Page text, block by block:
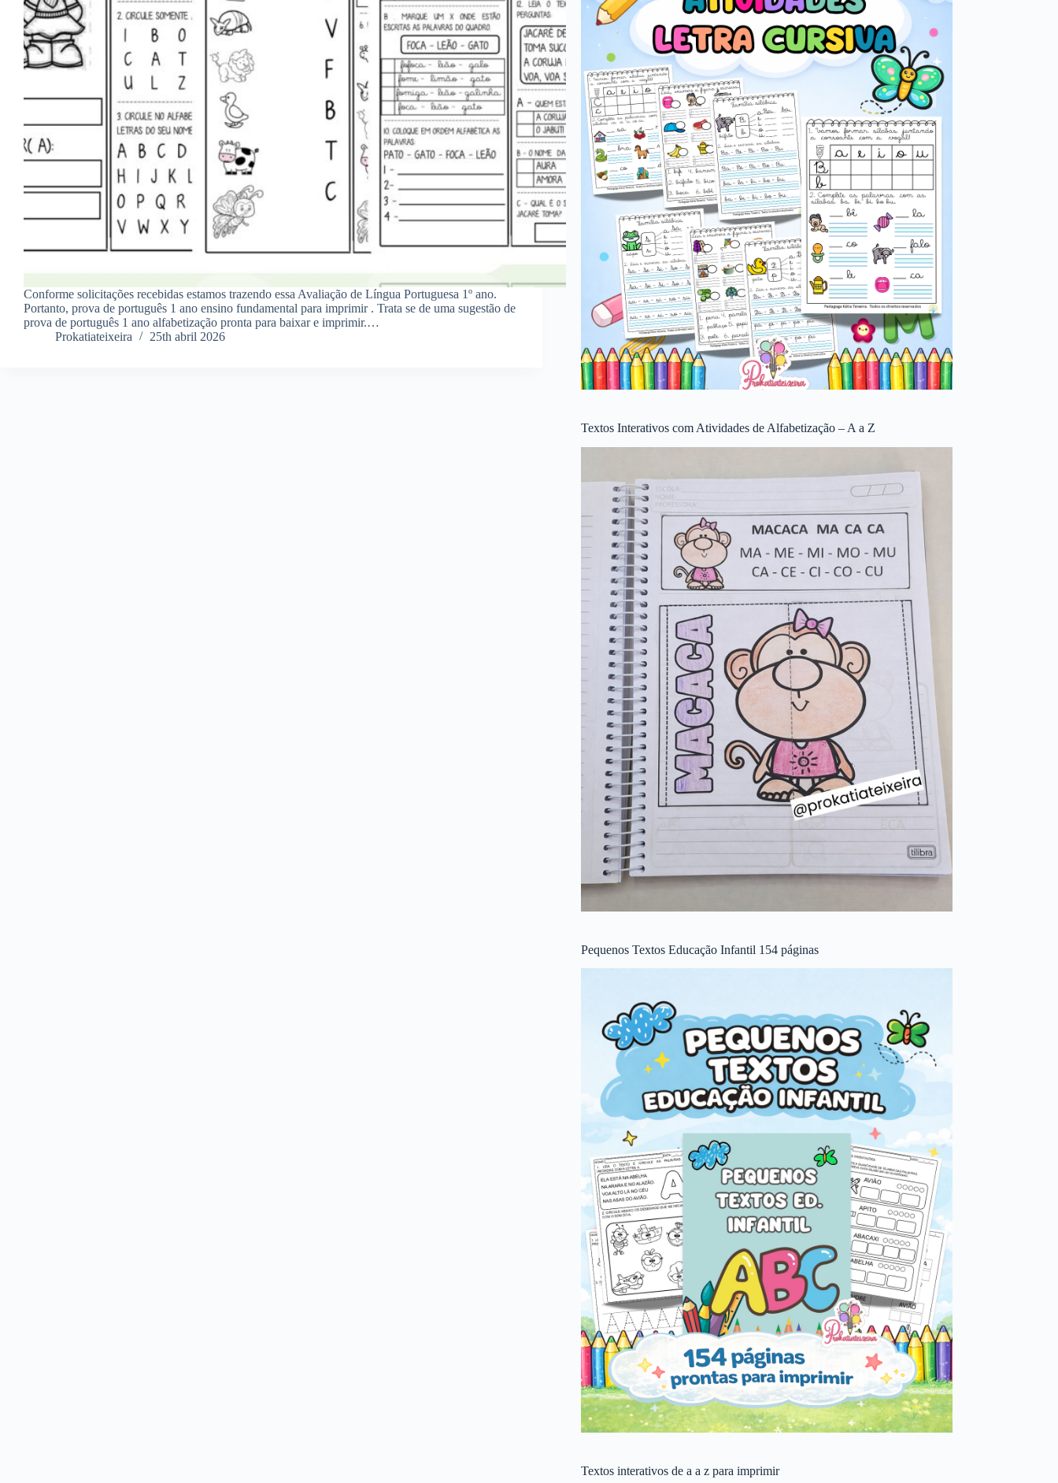
Conforme solicitações recebidas estamos trazendo essa Avaliação de Língua Portuguesa 1º ano.
Portanto, prova de português 1 ano ensino fundamental para imprimir . Trata se de uma sugestão de
prova de português 1 ano alfabetização pronta para baixar e imprimir.…
Prokatiateixeira
25th abril 2026
Textos Interativos com Atividades de Alfabetização – A a Z
Pequenos Textos Educação Infantil 154 páginas
Textos interativos de a a z para imprimir